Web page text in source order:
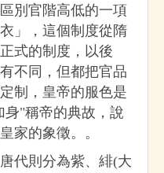
別官階高低的一項
」，這個制度從隋
式的制度，以後
不同，但都把官品
制，皇帝的服色是
身"稱帝的典故，說
家的象徵。。
代則分為紫、緋(大